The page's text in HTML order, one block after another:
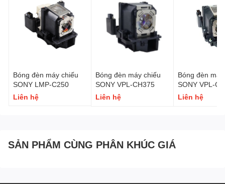
Bóng đèn máy chiếu
SONY LMP-C250
Liên hệ
Bóng đèn máy chiếu
SONY VPL-CH375
Liên hệ
Bóng đèn
SONY VPL-
Liên hệ
SẢN PHẨM CÙNG PHÂN KHÚC GIÁ